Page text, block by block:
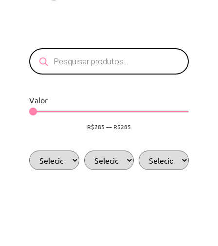
Valor
R$285 — R$285